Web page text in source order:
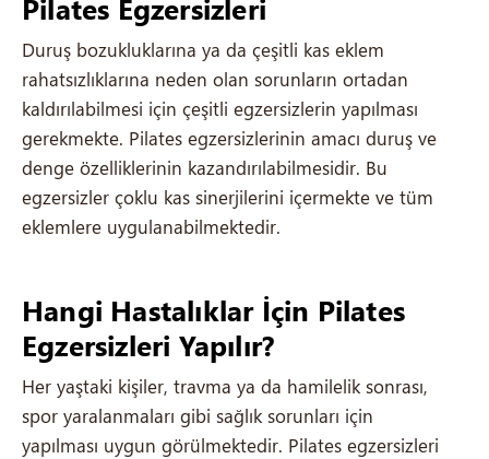
Duruş bozukluklarına ya da çeşitli kas eklem
rahatsızlıklarına neden olan sorunların ortadan
kaldırılabilmesi için çeşitli egzersizlerin yapılması
gerekmekte. Pilates egzersizlerinin amacı duruş ve
denge özelliklerinin kazandırılabilmesidir. Bu
egzersizler çoklu kas sinerjilerini içermekte ve tüm
eklemlere uygulanabilmektedir.
Hangi Hastalıklar İçin Pilates
Egzersizleri Yapılır?
Her yaştaki kişiler, travma ya da hamilelik sonrası,
spor yaralanmaları gibi sağlık sorunları için
yapılması uygun görülmektedir. Pilates egzersizleri